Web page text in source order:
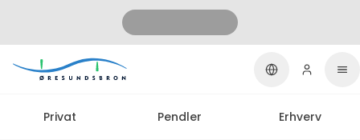
Privat Pendler Erhverv